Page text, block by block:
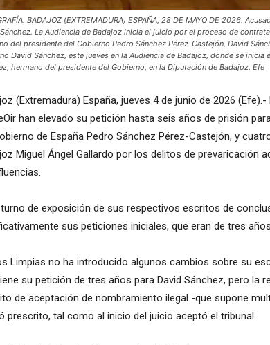
BADAJOZ (EXTREMADURA) ESPAÑA, 28 DE MAYO DE 2026.
La Audiencia de Badajoz inicia el juicio por el proceso de
del presidente del Gobierno Pedro Sánchez Pérez-Castejón, David
David Sánchez, este jueves en la Audiencia de Badajoz, donde se
hermano del presidente del Gobierno, en la Diputación de Badajoz. Efe
(Extremadura) España, jueves 4 de junio de 2026
han elevado su petición hasta seis años de prisión
de España Pedro Sánchez Pérez-Castejón, y
Miguel Ángel Gallardo por los delitos de prevaricación
turno de exposición de sus respectivos escritos de
sus peticiones iniciales, que eran de tres
Limpias no ha introducido algunos cambios sobre su
su petición de tres años para David Sánchez, pero la
de aceptación de nombramiento ilegal -que supone
prescrito, tal como al inicio del juicio aceptó el tribunal.